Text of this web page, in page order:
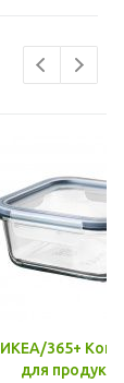
ИКЕА/365+
для